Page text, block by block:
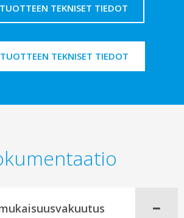
TEKNISET TIEDOT
TEKNISET TIEDOT